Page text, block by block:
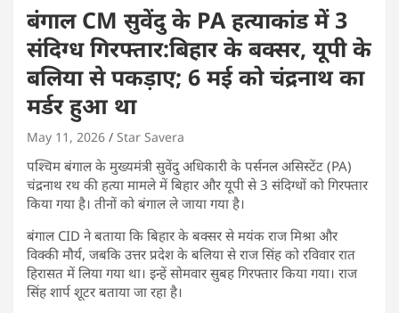
बंगाल CM सुवेंदु के PA हत्याकांड में 3
संदिग्ध गिरफ्तार:बिहार के बक्सर, यूपी के
बलिया से पकड़ाए; 6 मई को चंद्रनाथ का
मर्डर हुआ था
May 11, 2026 Star Savera
पश्चिम बंगाल के मुख्यमंत्री सुवेंदु अधिकारी के पर्सनल असिस्टेंट (PA)
चंद्रनाथ रथ की हत्या मामले में बिहार और यूपी से 3 संदिग्धों को गिरफ्तार
किया गया है। तीनों को बंगाल ले जाया गया है।
बंगाल CID ने बताया कि बिहार के बक्सर से मयंक राज मिश्रा और
विक्की मौर्य, जबकि उत्तर प्रदेश के बलिया से राज सिंह को रविवार रात
हिरासत में लिया गया था। इन्हें सोमवार सुबह गिरफ्तार किया गया। राज
सिंह शार्प शूटर बताया जा रहा है।